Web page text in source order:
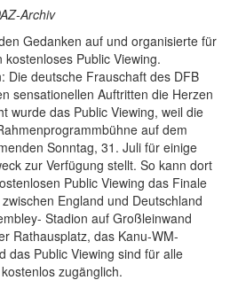
Archiv
Gedanken auf und organisierte für
Public Viewing.
Die deutsche Frauschaft des DFB
sensationellen Auftritten die Herzen
wurde das Public Viewing, weil die
auf dem
Sonntag, 31. Juli für einige
zur Verfügung stellt. So kann dort
Public Viewing das Finale
England und Deutschland
Stadion auf Großleinwand
Rathausplatz, das Kanu-WM-
das Public Viewing sind für alle
zugänglich.